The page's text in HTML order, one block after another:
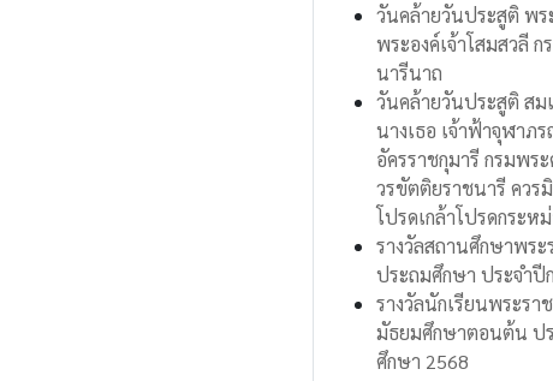
วันคล้ายวันประสูติ พร
พระองค์เจ้าโสมสวลี
นารีนาถ
วันคล้ายวันประสูติ สม
นางเธอ เจ้าฟ้าจุฬาภ
อัครราชกุมารี กรมพร
วรขัตติยราชนารี ควร
โปรดเกล้าโปรดกระห
รางวัลสถานศึกษาพร
ประถมศึกษา ประจำปี
รางวัลนักเรียนพระรา
มัธยมศึกษาตอนต้น ป
ศึกษา 2568